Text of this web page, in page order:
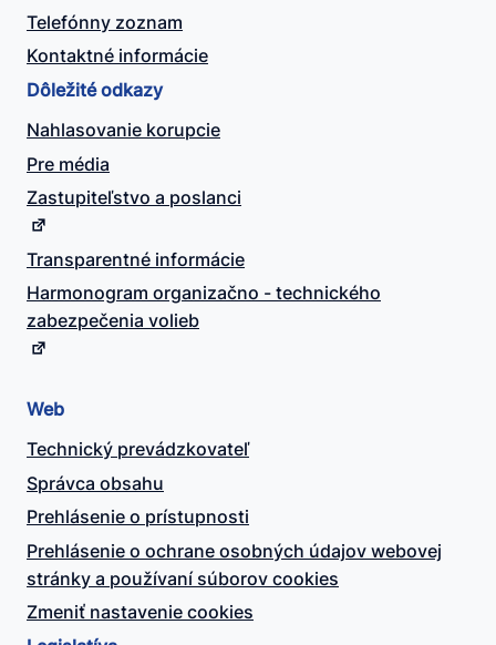
Telefónny zoznam
Kontaktné informácie
Dôležité odkazy
Nahlasovanie korupcie
Pre média
Zastupiteľstvo a poslanci
Transparentné informácie
Harmonogram organizačno - technického
zabezpečenia volieb
Web
Technický prevádzkovateľ
Správca obsahu
Prehlásenie o prístupnosti
Prehlásenie o ochrane osobných údajov webovej
stránky a používaní súborov cookies
Zmeniť nastavenie cookies